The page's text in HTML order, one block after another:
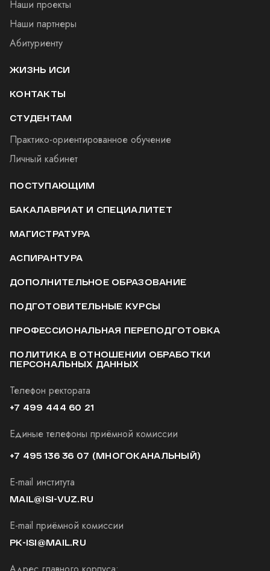
Наши проекты
Наши партнеры
Абитуриенту
ЖИЗНЬ ИСИ
КОНТАКТЫ
СТУДЕНТАМ
Практико-ориентированное обучение
Личный кабинет
ПОСТУПАЮЩИМ
БАКАЛАВРИАТ И СПЕЦИАЛИТЕТ
МАГИСТРАТУРА
АСПИРАНТУРА
ДОПОЛНИТЕЛЬНОЕ ОБРАЗОВАНИЕ
ПОДГОТОВИТЕЛЬНЫЕ КУРСЫ
ПРОФЕССИОНАЛЬНАЯ ПЕРЕПОДГОТОВКА
ПОЛИТИКА В ОТНОШЕНИИ ОБРАБОТКИ
ПЕРСОНАЛЬНЫХ ДАННЫХ
Телефон ректората
+7 499 444 60 21
Единые телефоны приёмной комиссии
+7 495 136 36 07 (МНОГОКАНАЛЬНЫЙ)
E-mail института
MAIL@ISI-VUZ.RU
E-mail приёмной комиссии
PK-ISI@MAIL.RU